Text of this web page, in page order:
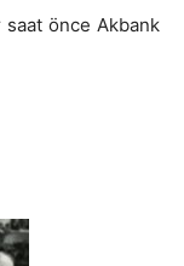
önce Akbank